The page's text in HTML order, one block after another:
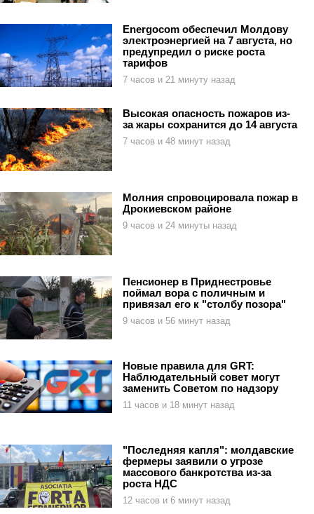
Energocom обеспечил Молдову
электроэнергией на 7 августа, но
предупредил о риске роста
тарифов
7 часов и 21 минуту назад
Высокая опасность пожаров из-
за жары сохранится до 14 августа
7 часов и 48 минут назад
Молния спровоцировала пожар в
Дрокиевском районе
9 часов и 24 минуты назад
Пенсионер в Приднестровье
поймал вора с поличным и
привязал его к "столбу позора"
9 часов и 56 минут назад
Новые правила для GRT:
Наблюдательный совет могут
заменить Советом по надзору
11 часов и 18 минут назад
"Последняя капля": молдавские
фермеры заявили о угрозе
массового банкротства из-за
роста НДС
12 часов и 6 минут назад